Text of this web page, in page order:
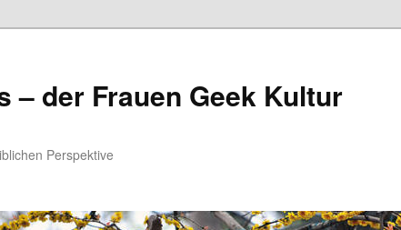
– der Frauen Geek Kultur
Perspektive